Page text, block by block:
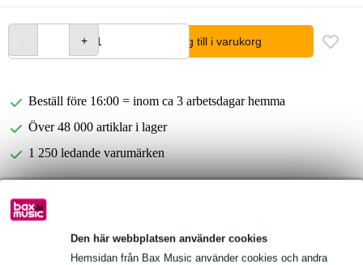
Den här webbplatsen använder cookies
Hemsidan från Bax Music använder cookies och andra
lägg till i varukorg
Beställ före 16:00 = inom ca 3 arbetsdagar hemma
Över 48 000 artiklar i lager
1 250 ledande varumärken
Produktinformation
produkttyp: EasyCase System